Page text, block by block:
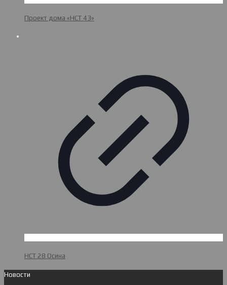
Проект дома «НСТ 43»
НСТ 28 Осина
Новости